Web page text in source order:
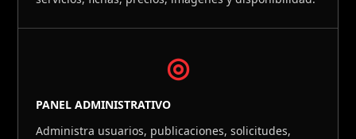
◎
PANEL ADMINISTRATIVO
Administra usuarios, publicaciones, solicitudes,